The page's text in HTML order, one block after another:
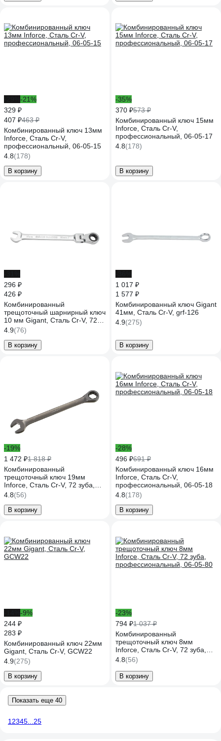
-21%
329 ₽
407 ₽463 ₽
Комбинированный ключ 13мм
Inforce, Сталь Cr-V,
профессиональный, 06-05-15
4.8(178)
В корзину
-35%
370 ₽573 ₽
Комбинированный ключ 15мм
Inforce, Сталь Cr-V,
профессиональный, 06-05-17
4.8(178)
В корзину
296 ₽
426 ₽
Комбинированный
трещоточный шарнирный ключ
10 мм Gigant, Сталь Cr-V, 72
зуба, grf-131
4.9(76)
В корзину
1 017 ₽
1 577 ₽
Комбинированный ключ Gigant
41мм, Сталь Cr-V, grf-126
4.9(275)
В корзину
-19%
1 472 ₽1 818 ₽
Комбинированный
трещоточный ключ 19мм
Inforce, Сталь Cr-V, 72 зуба,
профессиональный, 06-05-84
4.8(56)
В корзину
-28%
496 ₽691 ₽
Комбинированный ключ 16мм
Inforce, Сталь Cr-V,
профессиональный, 06-05-18
4.8(178)
В корзину
-9%
244 ₽
283 ₽
Комбинированный ключ 22мм
Gigant, Сталь Cr-V, GCW22
4.9(275)
В корзину
-23%
794 ₽1 037 ₽
Комбинированный
трещоточный ключ 8мм
Inforce, Сталь Cr-V, 72 зуба,
профессиональный, 06-05-80
4.8(56)
В корзину
Показать еще 40
1 2345 25